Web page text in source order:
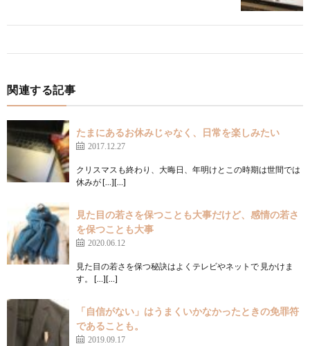
関連する記事
たまにあるお休みじゃなく、日常を楽しみたい
2017.12.27
クリスマスも終わり、大晦日、年明けとこの時期は世間では
休みが […][…]
見た目の若さを保つことも大事だけど、感情の若さ
を保つことも大事
2020.06.12
見た目の若さを保つ秘訣はよくテレビやネットで 見かけま
す。 […][…]
「自信がない」はうまくいかなかったときの免罪符
であることも。
2019.09.17